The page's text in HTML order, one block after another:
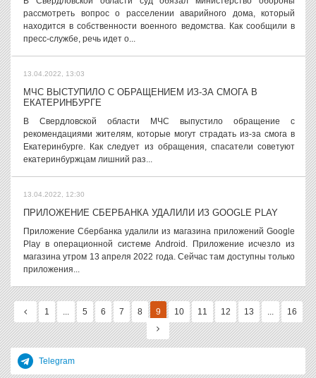
рассмотреть вопрос о расселении аварийного дома, который
находится в собственности военного ведомства. Как сообщили в
пресс-службе, речь идет о...
13.04.2022, 13:03
МЧС ВЫСТУПИЛО С ОБРАЩЕНИЕМ ИЗ-ЗА СМОГА В
ЕКАТЕРИНБУРГЕ
В Свердловской области МЧС выпустило обращение с
рекомендациями жителям, которые могут страдать из-за смога в
Екатеринбурге. Как следует из обращения, спасатели советуют
екатеринбуржцам лишний раз...
13.04.2022, 12:30
ПРИЛОЖЕНИЕ СБЕРБАНКА УДАЛИЛИ ИЗ GOOGLE PLAY
Приложение Сбербанка удалили из магазина приложений Google
Play в операционной системе Android. Приложение исчезло из
магазина утром 13 апреля 2022 года. Сейчас там доступны только
приложения...
1 ... 5 6 7 8 9 10 11 12 13 ... 16
Telegram